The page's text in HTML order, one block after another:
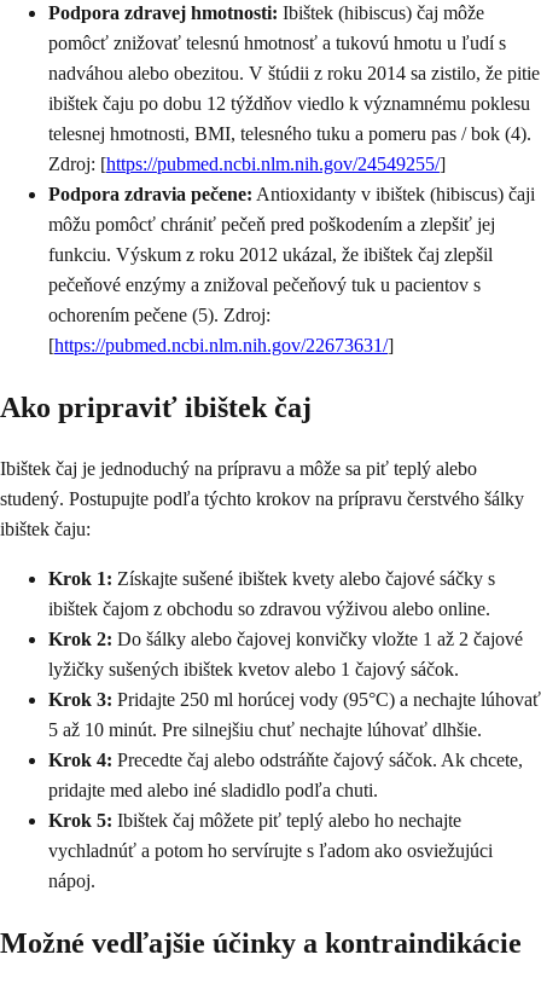
Podpora zdravej hmotnosti: Ibištek (hibiscus) čaj môže
pomôcť znižovať telesnú hmotnosť a tukovú hmotu u ľudí s
nadváhou alebo obezitou. V štúdii z roku 2014 sa zistilo, že pitie
ibištek čaju po dobu 12 týždňov viedlo k významnému poklesu
telesnej hmotnosti, BMI, telesného tuku a pomeru pas / bok (4).
Zdroj: [https://pubmed.ncbi.nlm.nih.gov/24549255/]
Podpora zdravia pečene: Antioxidanty v ibištek (hibiscus) čaji
môžu pomôcť chrániť pečeň pred poškodením a zlepšiť jej
funkciu. Výskum z roku 2012 ukázal, že ibištek čaj zlepšil
pečeňové enzýmy a znižoval pečeňový tuk u pacientov s
ochorením pečene (5). Zdroj:
[https://pubmed.ncbi.nlm.nih.gov/22673631/]
Ako pripraviť ibištek čaj
Ibištek čaj je jednoduchý na prípravu a môže sa piť teplý alebo
studený. Postupujte podľa týchto krokov na prípravu čerstvého šálky
ibištek čaju:
Krok 1: Získajte sušené ibištek kvety alebo čajové sáčky s
ibištek čajom z obchodu so zdravou výživou alebo online.
Krok 2: Do šálky alebo čajovej konvičky vložte 1 až 2 čajové
lyžičky sušených ibištek kvetov alebo 1 čajový sáčok.
Krok 3: Pridajte 250 ml horúcej vody (95°C) a nechajte lúhovať
5 až 10 minút. Pre silnejšiu chuť nechajte lúhovať dlhšie.
Krok 4: Precedte čaj alebo odstráňte čajový sáčok. Ak chcete,
pridajte med alebo iné sladidlo podľa chuti.
Krok 5: Ibištek čaj môžete piť teplý alebo ho nechajte
vychladnúť a potom ho servírujte s ľadom ako osviežujúci
nápoj.
Možné vedľajšie účinky a kontraindikácie